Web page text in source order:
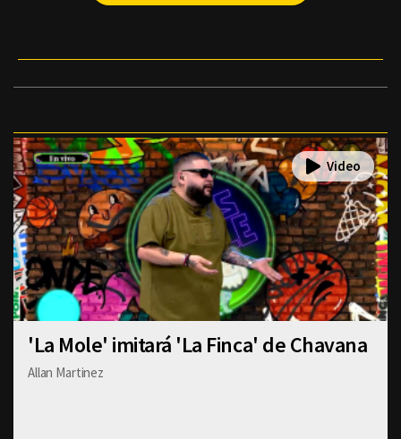
'La Mole' imitará 'La Finca' de Chavana
Allan Martinez